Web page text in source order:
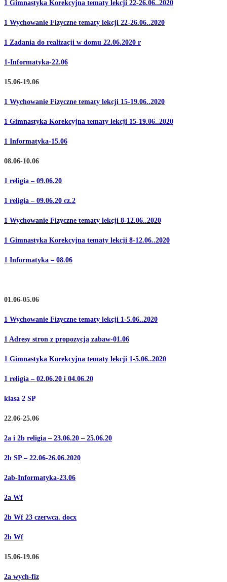
1 Gimnastyka Korekcyjna tematy lekcji 22-26.06..2020
1 Wychowanie Fizyczne tematy lekcji 22-26.06..2020
1 Zadania do realizacji w domu 22.06.2020 r
1-Informatyka-22.06
15.06-19.06
1 Wychowanie Fizyczne tematy lekcji 15-19.06..2020
1 Gimnastyka Korekcyjna tematy lekcji 15-19.06..2020
1 Informatyka-15.06
08.06-10.06
1 religia – 09.06.20
1 religia – 09.06.20 cz.2
1 Wychowanie Fizyczne tematy lekcji 8-12.06..2020
1 Gimnastyka Korekcyjna tematy lekcji 8-12.06..2020
1 Informatyka – 08.06
01.06-05.06
1 Wychowanie Fizyczne tematy lekcji 1-5.06..2020
1 Adresy stron z propozycją zabaw-01.06
1 Gimnastyka Korekcyjna tematy lekcji 1-5.06..2020
1 religia – 02.06.20 i 04.06.20
klasa 2 SP
22.06-25.06
2a i 2b religia – 23.06.20 – 25.06.20
2b SP – 22.06-26.06.2020
2ab-Informatyka-23.06
2a Wf
2b Wf 23 czerwca. docx
2b Wf
15.06-19.06
2a wych-fiz